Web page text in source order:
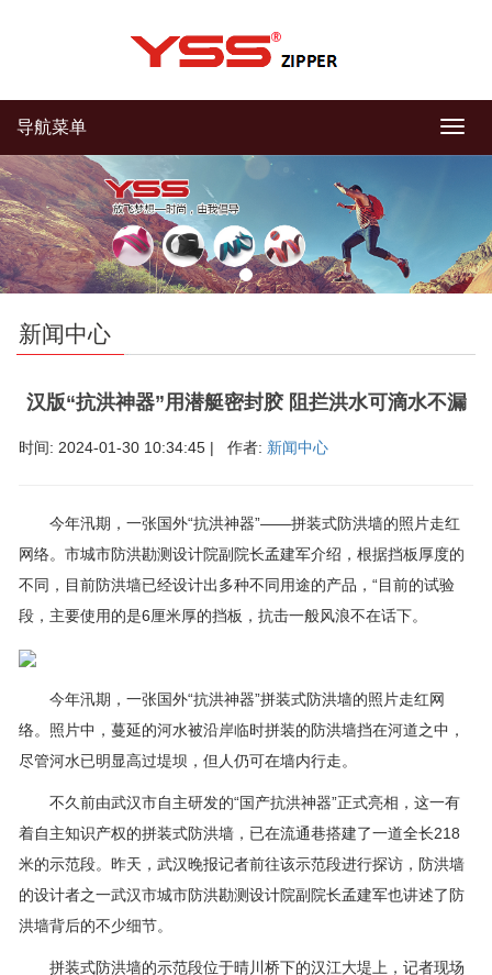
导
导航菜单
新闻中心
汉版“抗洪神器”用潜艇密封胶 阻拦洪水可滴水不漏
时间: 2024-01-30 10:34:45 | 作者: 新闻中心
今年汛期，一张国外“抗洪神器”——拼装式防洪墙的照片走红
网络。市城市防洪勘测设计院副院长孟建军介绍，根据挡板厚度的
不同，目前防洪墙已经设计出多种不同用途的产品，“目前的试验
段，主要使用的是6厘米厚的挡板，抗击一般风浪不在话下。
今年汛期，一张国外“抗洪神器”拼装式防洪墙的照片走红网
络。照片中，蔓延的河水被沿岸临时拼装的防洪墙挡在河道之中，
尽管河水已明显高过堤坝，但人仍可在墙内行走。
不久前由武汉市自主研发的“国产抗洪神器”正式亮相，这一有
着自主知识产权的拼装式防洪墙，已在流通巷搭建了一道全长218
米的示范段。昨天，武汉晚报记者前往该示范段进行探访，防洪墙
的设计者之一武汉市城市防洪勘测设计院副院长孟建军也讲述了防
洪墙背后的不少细节。
拼装式防洪墙的示范段位于晴川桥下的汉江大堤上，记者现场